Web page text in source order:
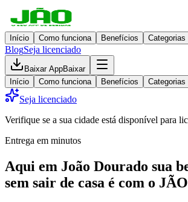
Início Como funciona Benefícios Categorias
BlogSeja licenciado
Baixar AppBaixar
Início
Como funciona Benefícios Categorias
Seja licenciado
Verifique se a sua cidade está disponível para
Entrega em minutos
Aqui em João Dourado sua
sem sair de casa é com o